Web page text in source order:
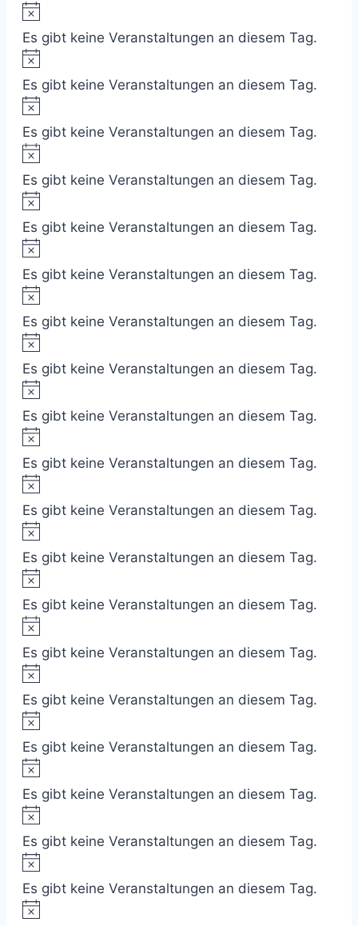
Hinweis
Es gibt keine Veranstaltungen an diesem Tag.
Hinweis
Es gibt keine Veranstaltungen an diesem Tag.
Hinweis
Es gibt keine Veranstaltungen an diesem Tag.
Hinweis
Es gibt keine Veranstaltungen an diesem Tag.
Hinweis
Es gibt keine Veranstaltungen an diesem Tag.
Hinweis
Es gibt keine Veranstaltungen an diesem Tag.
Hinweis
Es gibt keine Veranstaltungen an diesem Tag.
Hinweis
Es gibt keine Veranstaltungen an diesem Tag.
Hinweis
Es gibt keine Veranstaltungen an diesem Tag.
Hinweis
Es gibt keine Veranstaltungen an diesem Tag.
Hinweis
Es gibt keine Veranstaltungen an diesem Tag.
Hinweis
Es gibt keine Veranstaltungen an diesem Tag.
Hinweis
Es gibt keine Veranstaltungen an diesem Tag.
Hinweis
Es gibt keine Veranstaltungen an diesem Tag.
Hinweis
Es gibt keine Veranstaltungen an diesem Tag.
Hinweis
Es gibt keine Veranstaltungen an diesem Tag.
Hinweis
Es gibt keine Veranstaltungen an diesem Tag.
Hinweis
Es gibt keine Veranstaltungen an diesem Tag.
Hinweis
Es gibt keine Veranstaltungen an diesem Tag.
Hinweis